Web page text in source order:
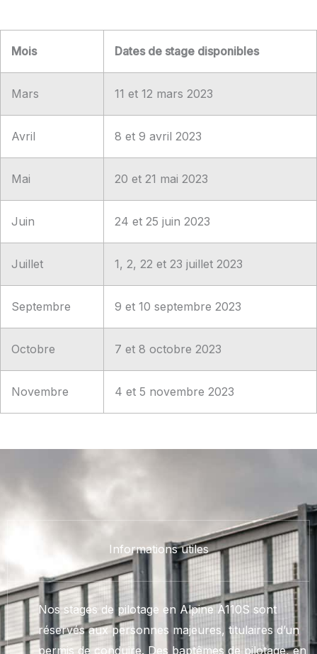
Mois Dates de stage disponibles
Mars 11 et 12 mars 2023
Avril 8 et 9 avril 2023
Mai 20 et 21 mai 2023
Juin 24 et 25 juin 2023
Juillet 1, 2, 22 et 23 juillet 2023
Septembre 9 et 10 septembre 2023
Octobre 7 et 8 octobre 2023
Novembre 4 et 5 novembre 2023
Informations utiles
Nos stages de pilotage en Alpine A110S sont
réservés aux personnes majeures, titulaires d’un
permis de conduire. Des baptêmes de pilotage, en